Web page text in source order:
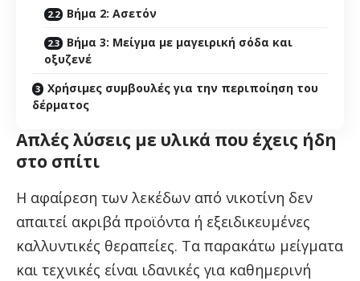
Βήμα 2: Ασετόν
Βήμα 3: Μείγμα με μαγειρική σόδα και
οξυζενέ
Χρήσιμες συμβουλές για την περιποίηση του
δέρματος
Απλές λύσεις με υλικά που έχεις ήδη
στο σπίτι
Η αφαίρεση των λεκέδων από νικοτίνη δεν
απαιτεί ακριβά προϊόντα ή εξειδικευμένες
καλλυντικές θεραπείες. Τα παρακάτω μείγματα
και τεχνικές είναι ιδανικές για καθημερινή